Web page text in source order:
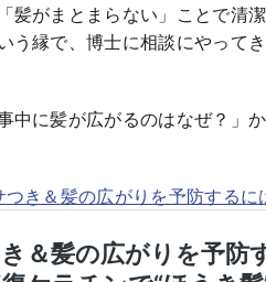
髪がまとまらない」ことで清潔
縁で、博士に相談にやってき
中に髪が広がるのはなぜ？」
き＆髪の広がりを予防するに